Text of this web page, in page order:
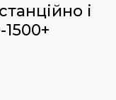
і